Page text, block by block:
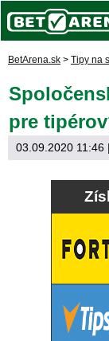
BetArena.sk > Tipy na
pre
03.09.2020 11:46